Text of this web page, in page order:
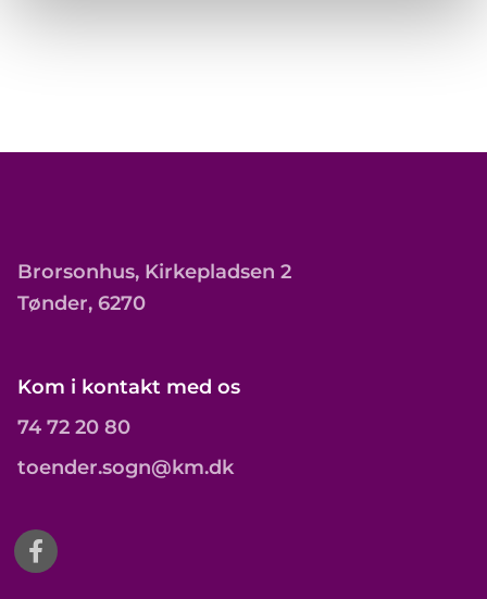
Brorsonhus, Kirkepladsen 2
Tønder, 6270
Kom i kontakt med os
74 72 20 80
toender.sogn@km.dk